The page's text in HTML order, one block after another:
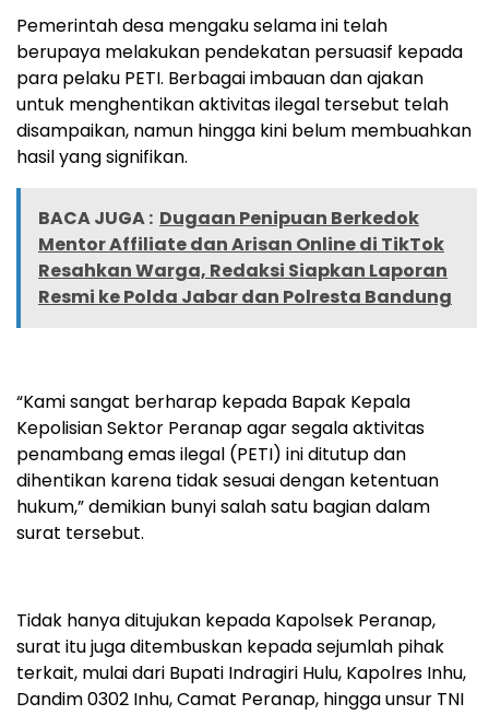
Pemerintah desa mengaku selama ini telah
berupaya melakukan pendekatan persuasif kepada
para pelaku PETI. Berbagai imbauan dan ajakan
untuk menghentikan aktivitas ilegal tersebut telah
disampaikan, namun hingga kini belum membuahkan
hasil yang signifikan.
BACA JUGA : Dugaan Penipuan Berkedok
Mentor Affiliate dan Arisan Online di TikTok
Resahkan Warga, Redaksi Siapkan Laporan
Resmi ke Polda Jabar dan Polresta Bandung
“Kami sangat berharap kepada Bapak Kepala
Kepolisian Sektor Peranap agar segala aktivitas
penambang emas ilegal (PETI) ini ditutup dan
dihentikan karena tidak sesuai dengan ketentuan
hukum,” demikian bunyi salah satu bagian dalam
surat tersebut.
Tidak hanya ditujukan kepada Kapolsek Peranap,
surat itu juga ditembuskan kepada sejumlah pihak
terkait, mulai dari Bupati Indragiri Hulu, Kapolres Inhu,
Dandim 0302 Inhu, Camat Peranap, hingga unsur TNI